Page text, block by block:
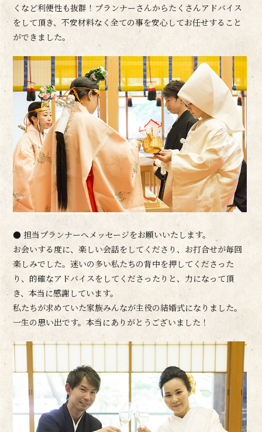
くなど利便性も抜群！プランナーさんからたくさんアドバイス
をして頂き、不安材料なく全ての事を安心してお任せすること
ができました。
● 担当プランナーへメッセージをお願いいたします。
お会いする度に、楽しい会話をしてくださり、お打合せが毎回
楽しみでした。迷いの多い私たちの背中を押してくださった
り、的確なアドバイスをしてくださったりと、力になって頂
き、本当に感謝しています。
私たちが求めていた家族みんなが主役の結婚式になりました。
一生の思い出です。本当にありがとうございました！